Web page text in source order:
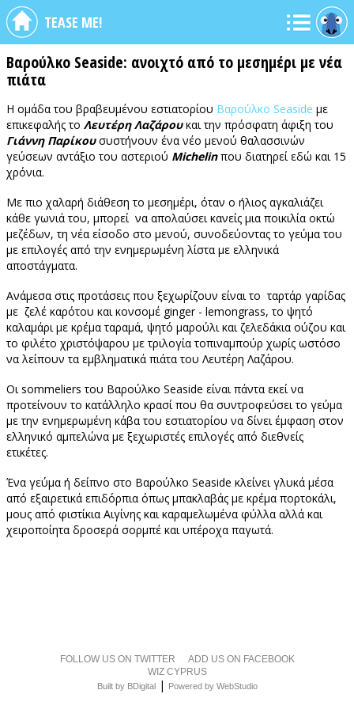
TEASE ME!
Βαρούλκο Seaside: ανοιχτό από το μεσημέρι με νέα
πιάτα
Η ομάδα του βραβευμένου εστιατορίου Βαρούλκο Seaside με
επικεφαλής το Λευτέρη Λαζάρου και την πρόσφατη άφιξη του
Γιάννη Παρίκου συστήνουν ένα νέο μενού θαλασσινών
γεύσεων αντάξιο του αστεριού Michelin που διατηρεί εδώ και 15
χρόνια.
Με πιο χαλαρή διάθεση το μεσημέρι, όταν ο ήλιος αγκαλιάζει
κάθε γωνιά του, μπορεί να απολαύσει κανείς μια ποικιλία οκτώ
μεζέδων, τη νέα είσοδο στο μενού, συνοδεύοντας το γεύμα του
με επιλογές από την ενημερωμένη λίστα με ελληνικά
αποστάγματα.
Ανάμεσα στις προτάσεις που ξεχωρίζουν είναι το ταρτάρ γαρίδας
με ζελέ καρότου και κονσομέ ginger - lemongrass, το ψητό
καλαμάρι με κρέμα ταραμά, ψητό μαρούλι και ζελεδάκια ούζου και
το φιλέτο χριστόψαρου με τριλογία τοπιναμπούρ χωρίς ωστόσο
να λείπουν τα εμβληματικά πιάτα του Λευτέρη Λαζάρου.
Οι sommeliers του Βαρούλκο Seaside είναι πάντα εκεί να
προτείνουν το κατάλληλο κρασί που θα συντροφεύσει το γεύμα
με την ενημερωμένη κάβα του εστιατορίου να δίνει έμφαση στον
ελληνικό αμπελώνα με ξεχωριστές επιλογές από διεθνείς
ετικέτες.
Ένα γεύμα ή δείπνο στο Βαρούλκο Seaside κλείνει γλυκά μέσα
από εξαιρετικά επιδόρπια όπως μπακλαβάς με κρέμα πορτοκάλι,
μους από φιστίκια Αιγίνης και καραμελωμένα φύλλα αλλά και
χειροποίητα δροσερά σορμπέ και υπέροχα παγωτά.
FOLLOW US ON TWITTER
ADD US ON FACEBOOK
WIZ CYPRUS
Built by BDigital| Powered by WebStudio